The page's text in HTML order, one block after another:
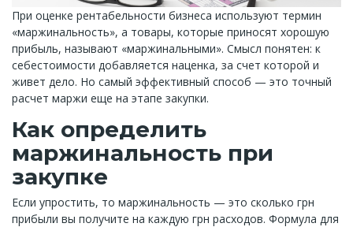
При оценке рентабельности бизнеса используют термин
«маржинальность», а товары, которые приносят хорошую
прибыль, называют «маржинальными». Смысл понятен: к
себестоимости добавляется наценка, за счет которой и
живет дело. Но самый эффективный способ — это точный
расчет маржи еще на этапе закупки.
Как определить
маржинальность при
закупке
Если упростить, то маржинальность — это сколько грн
прибыли вы получите на каждую грн расходов. Формула для